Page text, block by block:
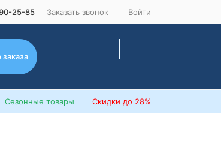
25-85 Заказать звонок Войти
Сезонные товары Скидки до 28%